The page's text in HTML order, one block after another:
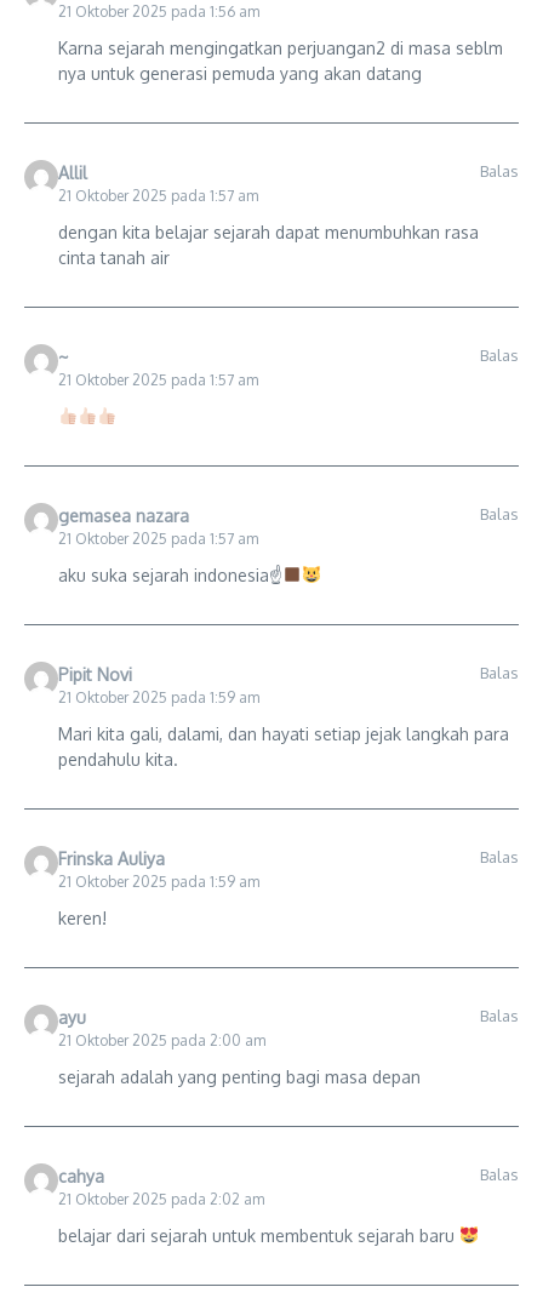
21 Oktober 2025 pada 1:56 am
Karna sejarah mengingatkan perjuangan2 di masa seblm
nya untuk generasi pemuda yang akan datang
Allil
21 Oktober 2025 pada 1:57 am
Balas
dengan kita belajar sejarah dapat menumbuhkan rasa
cinta tanah air
~
21 Oktober 2025 pada 1:57 am
Balas
gemasea nazara
21 Oktober 2025 pada 1:57 am
Balas
aku suka sejarah indonesia☝
Pipit Novi
21 Oktober 2025 pada 1:59 am
Balas
Mari kita gali, dalami, dan hayati setiap jejak langkah para
pendahulu kita.
Frinska Auliya
21 Oktober 2025 pada 1:59 am
Balas
keren!
ayu
21 Oktober 2025 pada 2:00 am
Balas
sejarah adalah yang penting bagi masa depan
cahya
21 Oktober 2025 pada 2:02 am
Balas
belajar dari sejarah untuk membentuk sejarah baru